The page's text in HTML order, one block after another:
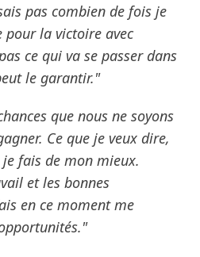
pas combien de fois je
la victoire avec
ce qui va se passer dans
le garantir."
que nous ne soyons
Ce que je veux dire,
je fais de mon mieux.
et les bonnes
en ce moment me